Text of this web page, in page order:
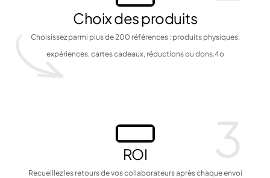
Choix des produits
Choisissez parmi plus de 200 références : produits physiques,
expériences, cartes cadeaux, réductions ou dons.4o
ROI
Recueillez les retours de vos collaborateurs après chaque envoi
3